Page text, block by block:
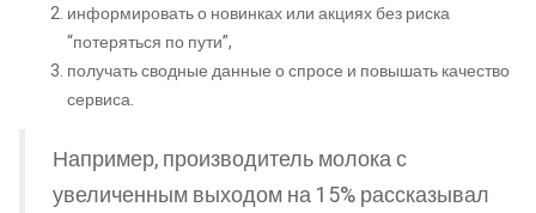
информировать о новинках или акциях без риска
“потеряться по пути”,
получать сводные данные о спросе и повышать качество
сервиса.
Например, производитель молока с
увеличенным выходом на 15% рассказывал